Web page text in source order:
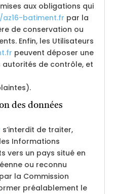
aux obligations qui
batiment.fr par la
de conservation ou
Enfin, les Utilisateurs
peuvent déposer une
de contrôle, et
des données
s’interdit de traiter,
Informations
vers un pays situé en
ou reconnu
la Commission
préalablement le